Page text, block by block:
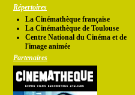
Répertoires
La Cinémathèque française
La Cinémathèque de Toulouse
Centre National du Cinéma et de
l'image animée
Partenaires